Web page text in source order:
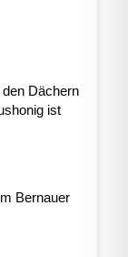
Dächern
ist
Bernauer